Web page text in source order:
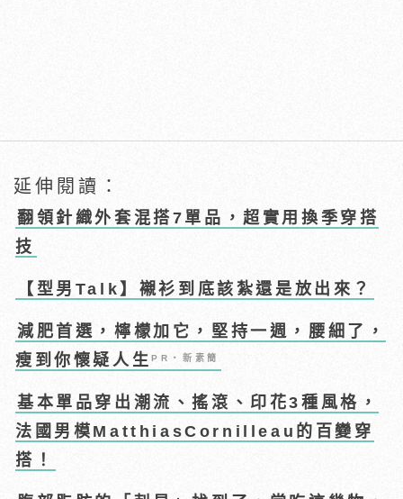
延伸閱讀：
翻領針織外套混搭7單品，超實用換季穿搭
技
【型男Talk】襯衫到底該紮還是放出來？
減肥首選，檸檬加它，堅持一週，腰細了，
瘦到你懷疑人生PR・新素簡
基本單品穿出潮流、搖滾、印花3種風格，
法國男模MatthiasCornilleau的百變穿
搭！